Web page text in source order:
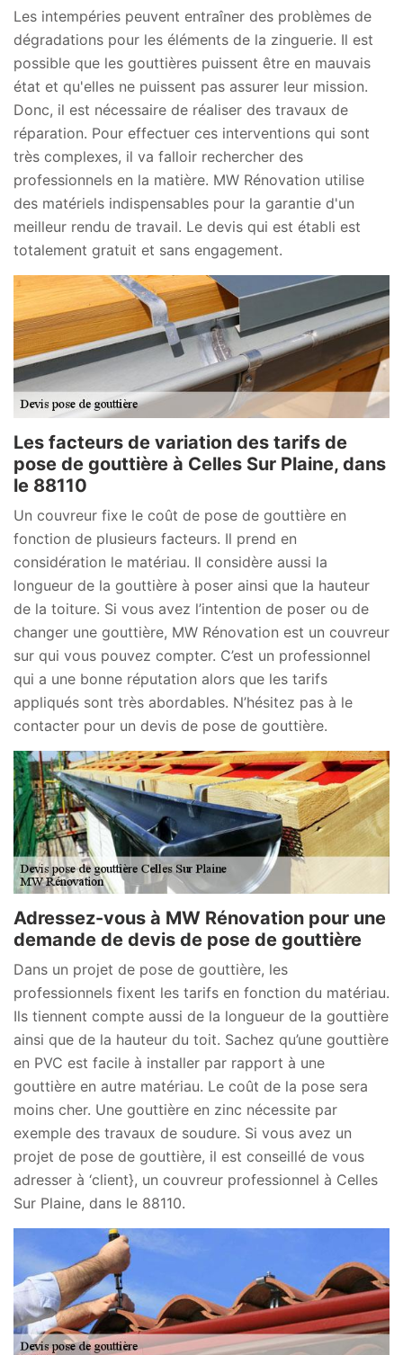
Les intempéries peuvent entraîner des problèmes de
dégradations pour les éléments de la zinguerie. Il est
possible que les gouttières puissent être en mauvais
état et qu'elles ne puissent pas assurer leur mission.
Donc, il est nécessaire de réaliser des travaux de
réparation. Pour effectuer ces interventions qui sont
très complexes, il va falloir rechercher des
professionnels en la matière. MW Rénovation utilise
des matériels indispensables pour la garantie d'un
meilleur rendu de travail. Le devis qui est établi est
totalement gratuit et sans engagement.
Les facteurs de variation des tarifs de
pose de gouttière à Celles Sur Plaine, dans
le 88110
Un couvreur fixe le coût de pose de gouttière en
fonction de plusieurs facteurs. Il prend en
considération le matériau. Il considère aussi la
longueur de la gouttière à poser ainsi que la hauteur
de la toiture. Si vous avez l’intention de poser ou de
changer une gouttière, MW Rénovation est un couvreur
sur qui vous pouvez compter. C’est un professionnel
qui a une bonne réputation alors que les tarifs
appliqués sont très abordables. N’hésitez pas à le
contacter pour un devis de pose de gouttière.
Adressez-vous à MW Rénovation pour une
demande de devis de pose de gouttière
Dans un projet de pose de gouttière, les
professionnels fixent les tarifs en fonction du matériau.
Ils tiennent compte aussi de la longueur de la gouttière
ainsi que de la hauteur du toit. Sachez qu’une gouttière
en PVC est facile à installer par rapport à une
gouttière en autre matériau. Le coût de la pose sera
moins cher. Une gouttière en zinc nécessite par
exemple des travaux de soudure. Si vous avez un
projet de pose de gouttière, il est conseillé de vous
adresser à ‘client}, un couvreur professionnel à Celles
Sur Plaine, dans le 88110.